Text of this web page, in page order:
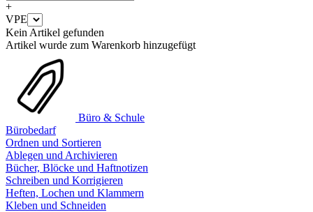
+
VPE
Kein Artikel gefunden
Artikel wurde zum Warenkorb hinzugefügt
Büro & Schule
Bürobedarf
Ordnen und Sortieren
Ablegen und Archivieren
Bücher, Blöcke und Haftnotizen
Schreiben und Korrigieren
Heften, Lochen und Klammern
Kleben und Schneiden